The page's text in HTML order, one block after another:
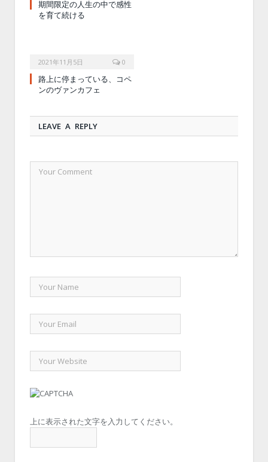
期間限定の人生の中で感性
を育て続ける
2021年11月5日 0
路上に停まっている、コペ
ンのヴァンカフェ
LEAVE A REPLY
上に表示された文字を入力してください。